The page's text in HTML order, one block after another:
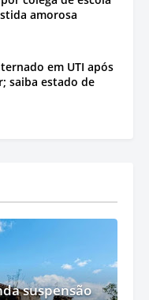
amorosa
em UTI após
saiba estado de
suspensão